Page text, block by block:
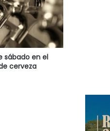
sábado en el
cerveza